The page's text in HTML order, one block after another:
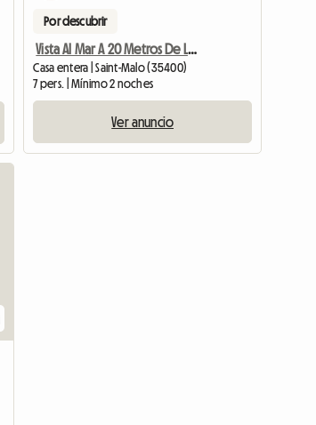
Por descubrir
Vista Al Mar A 20 Metros De La Playa, A 500 Metros Del Intra-
Casa entera | Saint-Malo (35400)
7 pers. | Mínimo 2 noches
Ver anuncio